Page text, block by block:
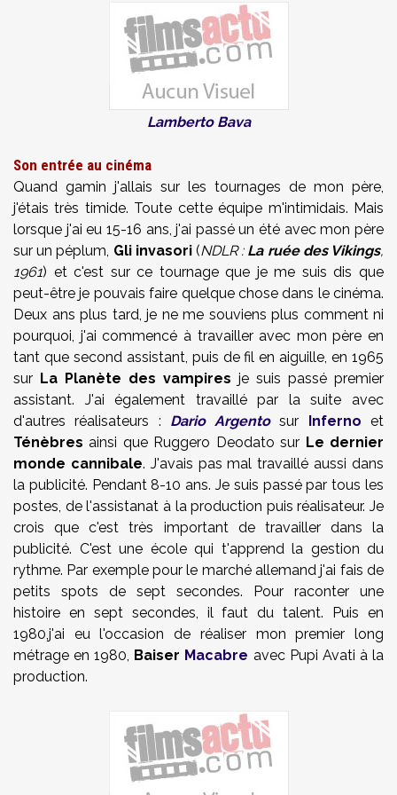
Lamberto Bava
Son entrée au cinéma
Quand gamin j'allais sur les tournages de mon père,
j'étais très timide. Toute cette équipe m'intimidais. Mais
lorsque j'ai eu 15-16 ans, j'ai passé un été avec mon père
sur un péplum, Gli invasori(NDLR : La ruée des Vikings,
1961) et c'est sur ce tournage que je me suis dis que
peut-être je pouvais faire quelque chose dans le cinéma.
Deux ans plus tard, je ne me souviens plus comment ni
pourquoi, j'ai commencé à travailler avec mon père en
tant que second assistant, puis de fil en aiguille, en 1965
sur La Planète des vampires je suis passé premier
assistant. J'ai également travaillé par la suite avec
d'autres réalisateurs : Dario Argentosur Inferno et
Ténèbresainsi que Ruggero Deodato sur Le dernier
monde cannibale. J'avais pas mal travaillé aussi dans
la publicité. Pendant 8-10 ans. Je suis passé par tous les
postes, de l'assistanat à la production puis réalisateur. Je
crois que c'est très important de travailler dans la
publicité. C'est une école qui t'apprend la gestion du
rythme. Par exemple pour le marché allemand j'ai fais de
petits spots de sept secondes. Pour raconter une
histoire en sept secondes, il faut du talent. Puis en
1980,j'ai eu l'occasion de réaliser mon premier long
métrage en 1980, Baiser Macabre avec Pupi Avati à la
production.